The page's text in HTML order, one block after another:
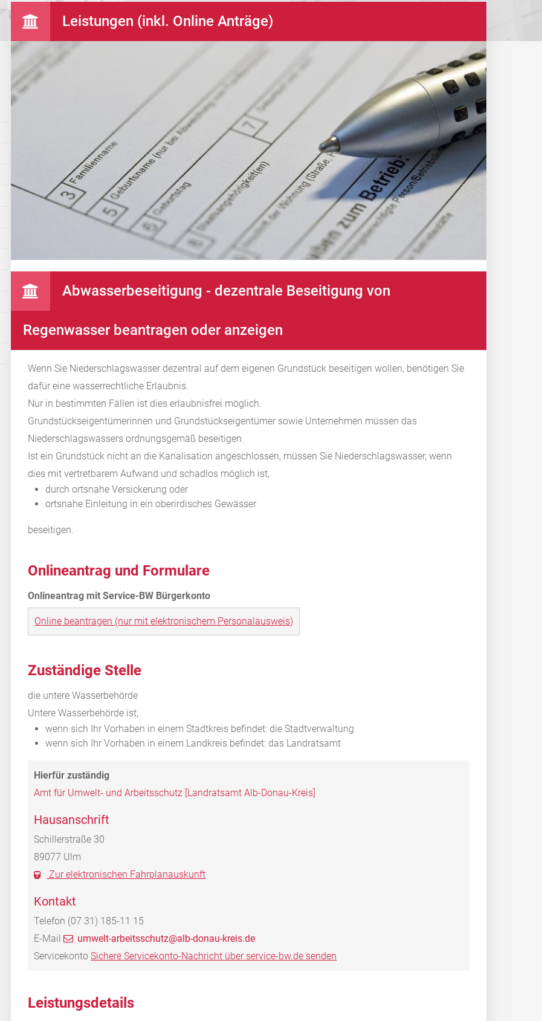
Leistungen (inkl. Online Anträge)
Abwasserbeseitigung - dezentrale Beseitigung von
Regenwasser beantragen oder anzeigen
Wenn Sie Niederschlagswasser dezentral auf dem eigenen Grundstück beseitigen wollen, benötigen Sie
dafür eine wasserrechtliche Erlaubnis.
Nur in bestimmten Fällen ist dies erlaubnisfrei möglich.
Grundstückseigentümerinnen und Grundstückseigentümer sowie Unternehmen müssen das
Niederschlagswassers ordnungsgemäß beseitigen.
Ist ein Grundstück nicht an die Kanalisation angeschlossen, müssen Sie Niederschlagswasser, wenn
dies mit vertretbarem Aufwand und schadlos möglich ist,
durch ortsnahe Versickerung oder
ortsnahe Einleitung in ein oberirdisches Gewässer
beseitigen.
Onlineantrag und Formulare
Online beantragen (nur mit elektronischem Personalausweis)
Zuständige Stelle
die untere Wasserbehörde
Untere Wasserbehörde ist,
wenn sich Ihr Vorhaben in einem Stadtkreis befindet: die Stadtverwaltung
wenn sich Ihr Vorhaben in einem Landkreis befindet: das Landratsamt
Amt für Umwelt- und Arbeitsschutz [Landratsamt Alb-Donau-Kreis]
Hausanschrift
Schillerstraße 30
89077 Ulm
Zur elektronischen Fahrplanauskunft
Kontakt
Telefon (07 31) 185-11 15
E-Mail
umwelt-arbeitsschutz@alb-donau-kreis.de
Servicekonto Sichere Servicekonto-Nachricht über service-bw.de senden
Leistungsdetails